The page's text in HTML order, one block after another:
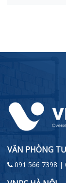
VĂN PHÒNG
091 566 7398 |